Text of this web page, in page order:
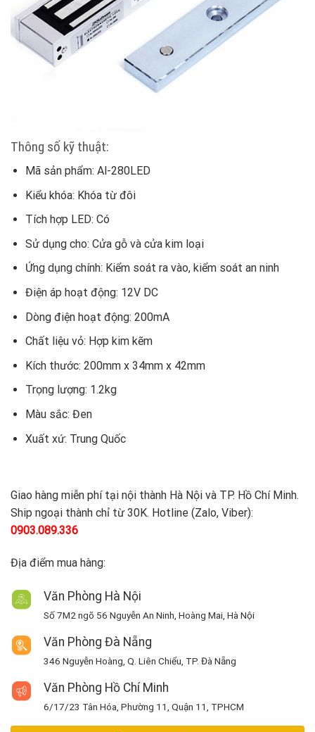
Thông số kỹ thuật:
Mã sản phẩm: Al-280LED
Kiểu khóa: Khóa từ đôi
Tích hợp LED: Có
Sử dụng cho: Cửa gỗ và cửa kim loại
Ứng dụng chính: Kiểm soát ra vào, kiểm soát an ninh
Điện áp hoạt động: 12V DC
Dòng điện hoạt động: 200mA
Chất liệu vỏ: Hợp kim kẽm
Kích thước: 200mm x 34mm x 42mm
Trọng lượng: 1.2kg
Màu sắc: Đen
Xuất xứ: Trung Quốc
Giao hàng miễn phí tại nội thành Hà Nội và TP. Hồ Chí Minh.
Ship ngoại thành chỉ từ 30K. Hotline (Zalo, Viber):
0903.089.336
Địa điểm mua hàng:
Văn Phòng Hà Nội
Số 7M2 ngõ 56 Nguyễn An Ninh, Hoàng Mai, Hà Nội
Văn Phòng Đà Nẵng
346 Nguyễn Hoàng, Q. Liên Chiểu, TP. Đà Nẵng
Văn Phòng Hồ Chí Minh
6/17/23 Tân Hóa, Phường 11, Quận 11, TPHCM